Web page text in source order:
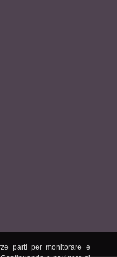
parti per monitorare e